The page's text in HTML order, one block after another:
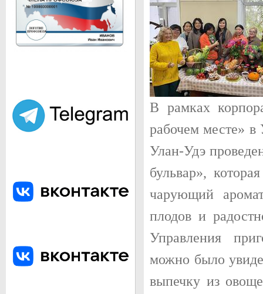
город Улан-Удэ. Население 426 650 (2015).
ПАМЯТНИК ВЛАДИМИРУ ИЛЬИЧУ ЛЕНИНУ
установленное в центре города на площади Советов. Является
В рамках
рабочем месте» в
Улан-Удэ
бульвар»,
чарующий
плодов и
Управления
можно было
выпечку из